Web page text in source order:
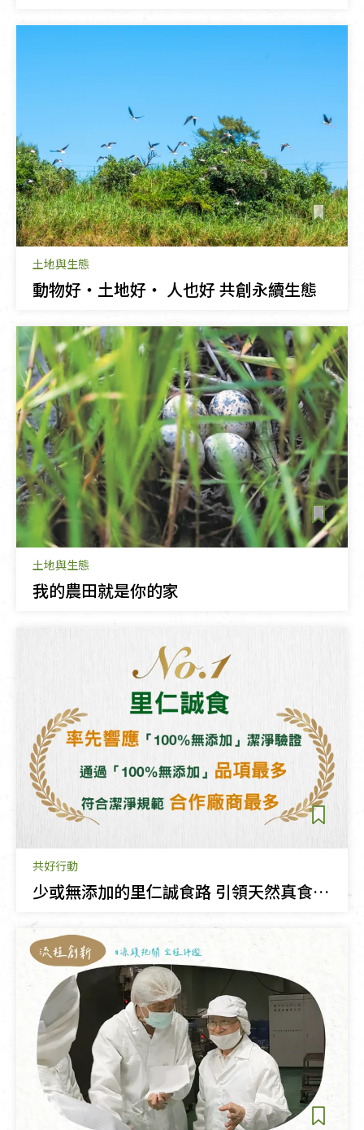
土地與生態
動物好・土地好・ 人也好 共創永續生態
土地與生態
我的農田就是你的家
共好行動
少或無添加的里仁誠食路 引領天然真食的風潮